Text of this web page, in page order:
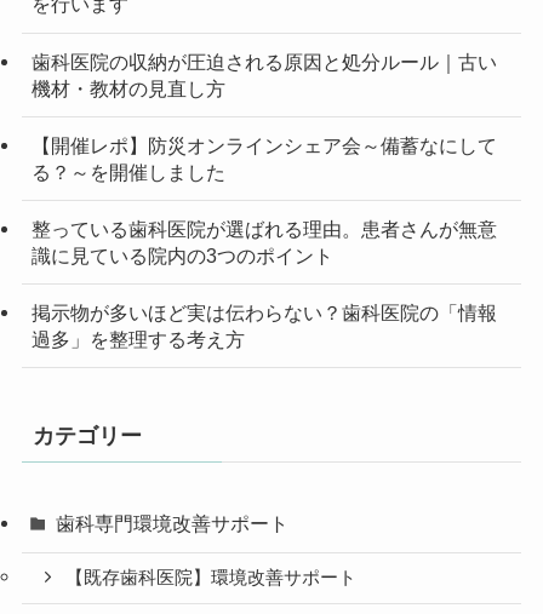
歯科医院の収納が圧迫される原因と処分ルール｜古い
機材・教材の見直し方
【開催レポ】防災オンラインシェア会～備蓄なにして
る？～を開催しました
整っている歯科医院が選ばれる理由。患者さんが無意
識に見ている院内の3つのポイント
掲示物が多いほど実は伝わらない？歯科医院の「情報
過多」を整理する考え方
カテゴリー
歯科専門環境改善サポート
【既存歯科医院】環境改善サポート